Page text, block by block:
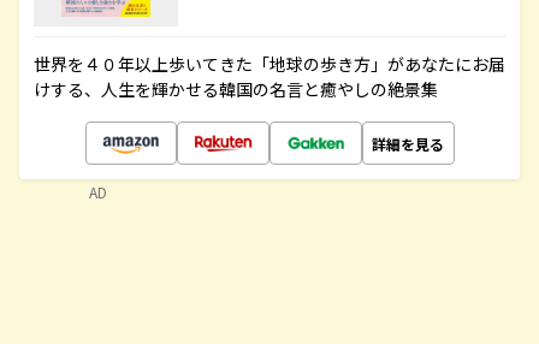
世界を４０年以上歩いてきた「地球の歩き方」があなたにお届
けする、人生を輝かせる韓国の名言と癒やしの絶景集
詳細を見る
AD